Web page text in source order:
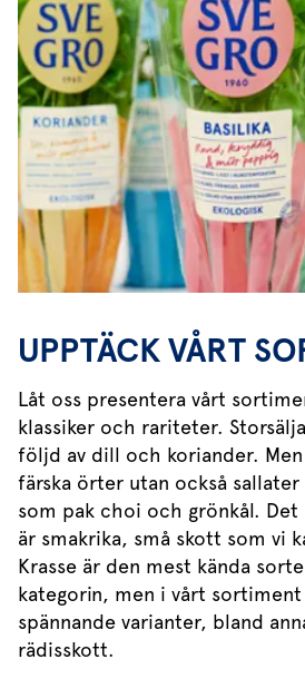
UPPTÄCK VÅRT
Låt oss presentera vårt
klassiker och rariteter.
följd av dill och koriander.
färska örter utan också
som pak choi och grönkål.
är smakrika, små skott som vi
Krasse är den mest kända
kategorin, men i vårt
spännande varianter, bland
rädisskott.